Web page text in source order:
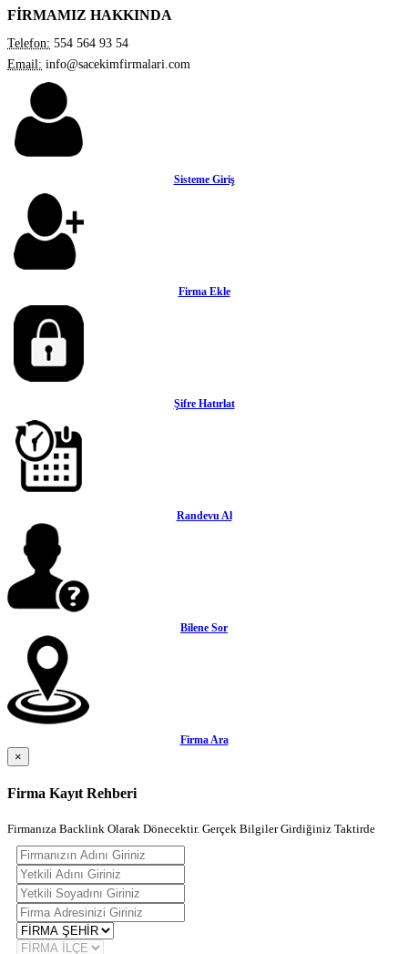
FİRMAMIZ HAKKINDA
Telefon: 554 564 93 54
Email: info@sacekimfirmalari.com
Sisteme Giriş
Firma Ekle
Şifre Hatırlat
Randevu Al
Bilene Sor
Firma Ara
×
Firma Kayıt Rehberi
Firmanıza Backlink Olarak Dönecektir. Gerçek Bilgiler Girdiğiniz Taktirde